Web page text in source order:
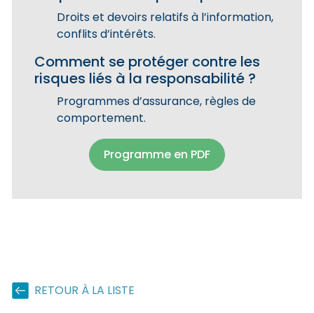
Droits et devoirs relatifs à l’information,
conflits d’intérêts.
Comment se protéger contre les
risques liés à la responsabilité ?
Programmes d’assurance, règles de
comportement.
Programme en PDF
RETOUR À LA LISTE